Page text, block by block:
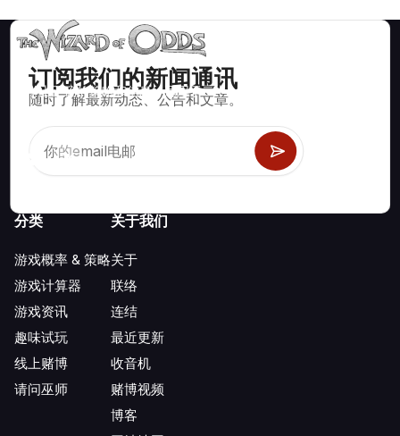
订阅我们的新闻通讯
随时了解最新动态、公告和文章。
数学上正确的策略和信息，适用于二十一点、掷骰子、轮盘赌等
数百种可玩的赌场游戏。
分类
游戏概率 & 策略
游戏计算器
游戏资讯
趣味试玩
线上赌博
请问巫师
关于我们
关于
联络
连结
最近更新
收音机
赌博视频
博客